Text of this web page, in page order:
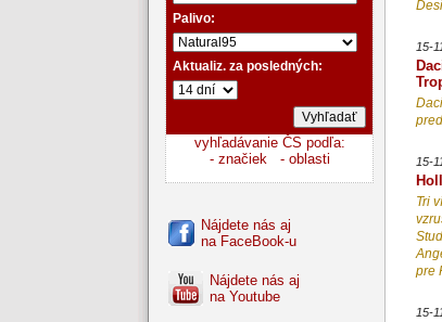
Palivo:
Aktualiz. za posledných:
vyhľadávanie ČS podľa:
- značiek
- oblasti
Nájdete nás aj
na FaceBook-u
Nájdete nás aj
na Youtube
15-
15-
Tri
pre
15-